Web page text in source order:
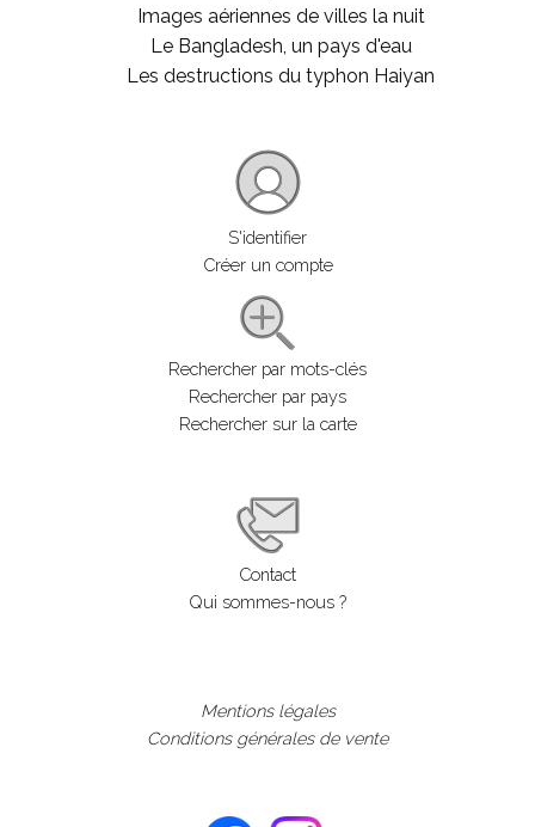
Images aériennes de villes la nuit
Le Bangladesh, un pays d'eau
Les destructions du typhon Haiyan
S'identifier
Créer un compte
Rechercher par mots-clés
Rechercher par pays
Rechercher sur la carte
Contact
Qui sommes-nous ?
Mentions légales
Conditions générales de vente